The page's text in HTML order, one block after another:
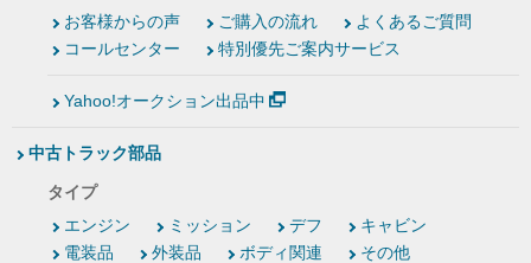
お客様からの声
ご購入の流れ
よくあるご質問
コールセンター
特別優先ご案内サービス
Yahoo!オークション出品中
中古トラック部品
タイプ
エンジン
ミッション デフ
キャビン
電装品
外装品 ボディ関連 その他